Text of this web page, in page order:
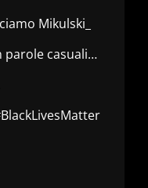
Mikulski_
parole casuali…